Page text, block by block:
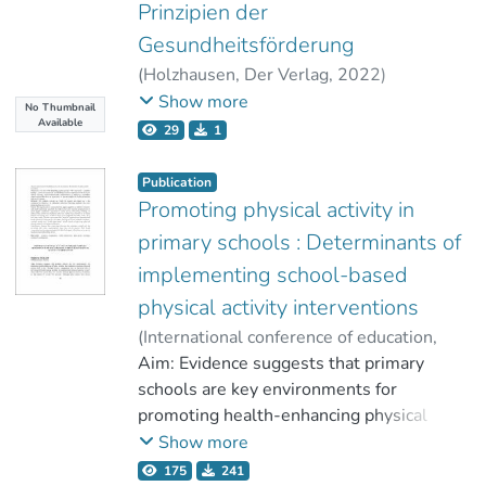
gesundheitsförderlichen Projekten für
ältere Menschen auftreten können und
wie diese möglichst konstruktiv gelöst
werden können. Die
ermittelten, zentralen Herausforderungen
Gesundheitsförderung für ältere
Personen aufgetreten sind, werden auf
individuelle und strukturelle Ebene
aufgeteilt. Zentrale Punkte
der individuellen Ebene sind unter
anderem die partizipative
Maßnahmenplanung, Erreichung der
Zielgruppe, Ablauf der Maßnahmen sowie
der Hol- und Bringdienst. Die strukturelle
Ebene lässt sich in
etablierte Organisationen,
gemeindeinterne Projektteams,
No Thumbnail
Available
Prinzipien der
Gesundheitsförderung
(Holzhausen, Der Verlag, 2022)
Thaller-Schneider, Magdalena
Gollner, Erwin
Show more
29 1
Publication
Promoting physical activity in
primary schools : Determinants of
implementing school-based
physical activity interventions
(International conference of education,
2014-09-18) Thaller, Magdalena
Aim: Evidence suggests that primary
schools are key environments for
promoting health-enhancing physical
activity. Interventions to promote physical
activity such as the “Bewegte Schule”
Show more
175 241